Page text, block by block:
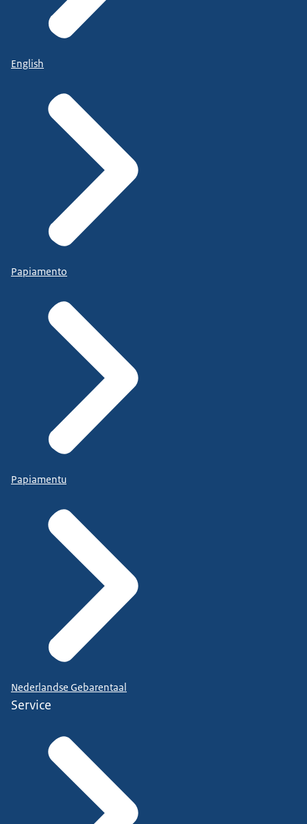
English
Papiamento
Papiamentu
Nederlandse Gebarentaal
Service